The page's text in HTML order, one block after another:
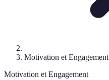
Motivation et Engagement
Motivation et Engagement